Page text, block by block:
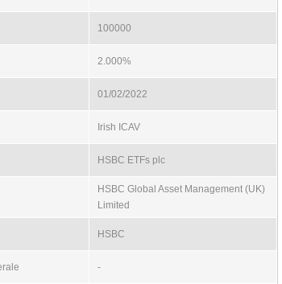
100000
2.000%
01/02/2022
Irish ICAV
HSBC ETFs plc
HSBC Global Asset Management (UK)
Limited
HSBC
-